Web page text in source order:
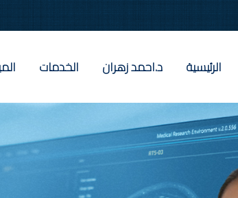
الرئيسية د.احمد زهران الخدمات